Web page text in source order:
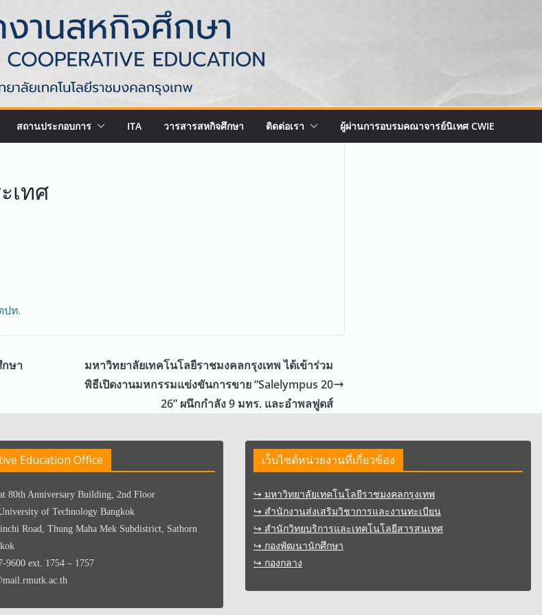
สถานประกอบการ ITA วารสารสหกิจศึกษา ติดต่อเรา ผู้ผ่านการอบรมคณาจารย์นิเทศ CWIE
เทศ
ปท.
กษา
มหาวิทยาลัยเทคโนโลยีราชมงคลกรุงเทพ ได้เข้าร่วม
พิธีเปิดงานมหกรรมแข่งขันการขาย “Salelympus 20
26” ผนึกกำลัง 9 มทร. และอำพลฟูดส์
Education Office
80th Anniversary Building, 2nd Floor
of Technology Bangkok
Road, Thung Maha Mek Subdistrict, Sathorn
9600 ext. 1754 – 1757
เว็บไซต์หน่วยงานที่เกี่ยวข้อง
↪︎ มหาวิทยาลัยเทคโนโลยีราชมงคลกรุงเทพ
↪︎ สำนักงานส่งเสริมวิชาการและงานทะเบียน
↪︎ สำนักวิทยบริการและเทคโนโลยีสารสนเทศ
↪︎ กองพัฒนานักศึกษา
↪︎ กองกลาง